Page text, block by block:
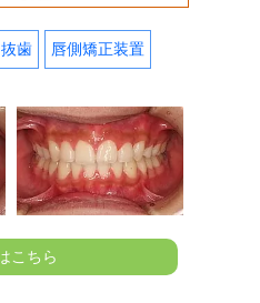
抜歯 唇側矯正装置
こちら